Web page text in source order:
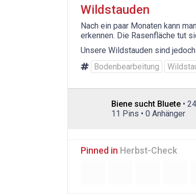
Wildstauden
Nach ein paar Monaten kann
erkennen. Die Rasenfläche tut
Unsere Wildstauden sind
Bodenbearbeitung
Biene sucht Bluete •
11 Pins • 0 Anhänger
Pinned in Herbst-Check